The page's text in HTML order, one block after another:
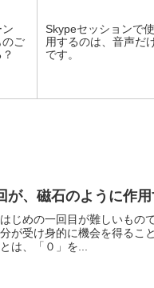
のご
Skypeセッションで使
用するのは、音声だ
です。
が、磁石のように作用
じめの一回目が難しいもの
が受け身的に機会を得るこ
は、「０」を...